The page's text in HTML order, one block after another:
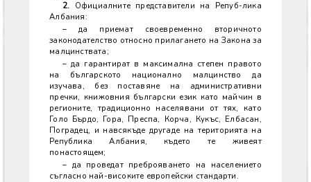
2. Официалните представители на Репуб-лика
Албания:
– да приемат своевременно вторичното
законодателство относно прилагането на Закона за
малцинствата;
– да гарантират в максимална степен правото
на българското национално малцинство да
изучава, без поставяне на административни
пречки, книжовния български език като майчин в
регионите, традиционно населявани от тях, като
Голо Бърдо, Гора, Преспа, Корча, Кукъс, Елбасан,
Поградец, и навсякъде другаде на територията на
Република Албания, където те живеят
понастоящем;
– да проведат преброяването на населението
съгласно най-високите европейски стандарти.